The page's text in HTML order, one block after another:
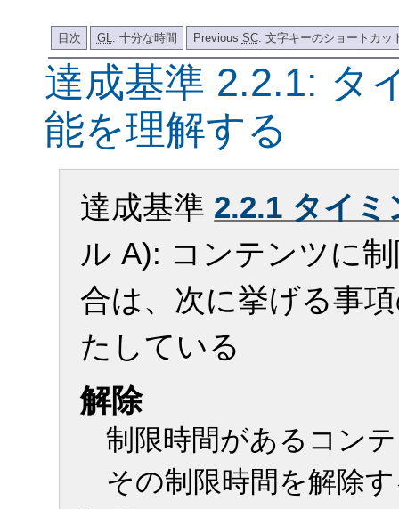
目次 GL : 十分な時間 Previous SC: 文字キーのショートカッ
達成基準 2.2.1: タ
能を理解する
達成基準 2.2.1 タイミ
ル A): コンテンツに
合は、次に挙げる事
たしている
解除
制限時間があるコン
その制限時間を解除